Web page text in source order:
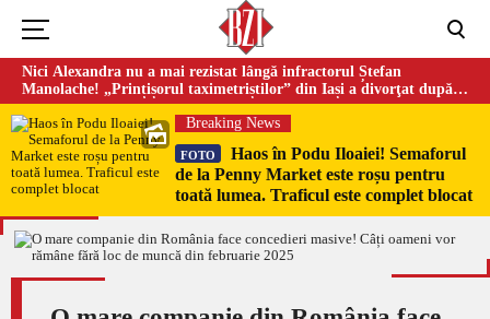
Nici Alexandra nu a mai rezistat lângă infractorul Ștefan
Manolache! „Prințișorul taximetriștilor” din Iași a divorţat după
doi ani de căsnicie
Breaking News
FOTO
Haos în Podu Iloaiei! Semaforul
de la Penny Market este roșu pentru
toată lumea. Traficul este complet blocat